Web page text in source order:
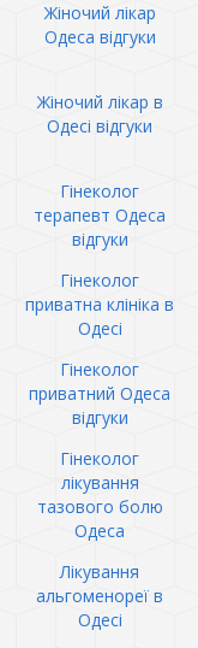
Жіночий лікар
Одеса відгуки
Жіночий лікар в
Одесі відгуки
Гінеколог
терапевт Одеса
відгуки
Гінеколог
приватна клініка в
Одесі
Гінеколог
приватний Одеса
відгуки
Гінеколог
лікування
тазового болю
Одеса
Лікування
альгоменореї в
Одесі